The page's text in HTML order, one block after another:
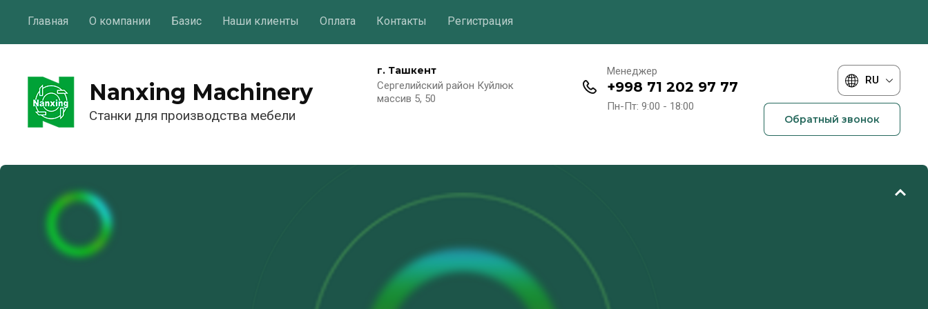
Главная О компании Базис Наши клиенты Оплата Контакты Регистрация
Nanxing Machinery
Станки для производства мебели
г. Ташкент
Сергелийский район Куйлюк
массив 5, 50
Менеджер
+998 71 202 97 77
Пн-Пт: 9:00 - 18:00
RU
Обратный звонок